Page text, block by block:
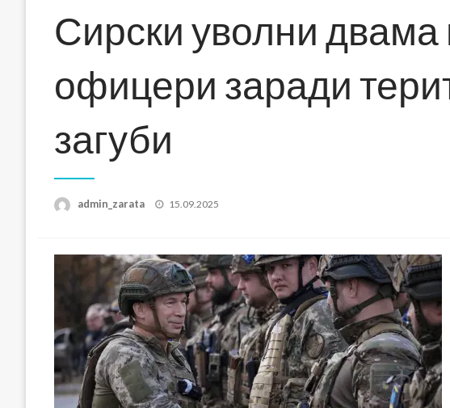
Сирски уволни
офицери заради
загуби
admin_zarata
Posted
15.09.2025